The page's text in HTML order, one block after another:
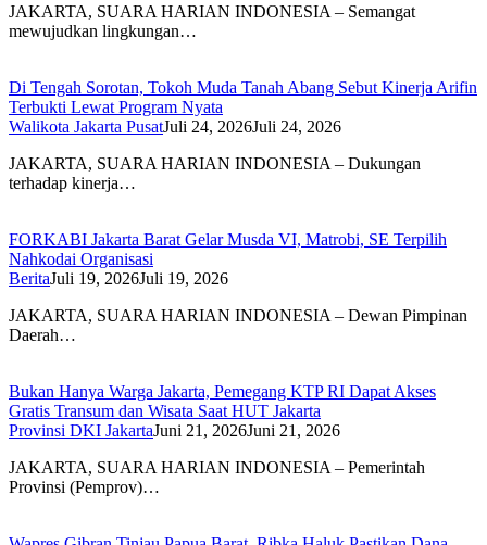
JAKARTA, SUARA HARIAN INDONESIA – Semangat
mewujudkan lingkungan…
Di Tengah Sorotan, Tokoh Muda Tanah Abang Sebut Kinerja Arifin
Terbukti Lewat Program Nyata
Walikota Jakarta PusatJuli 24, 2026Juli 24, 2026
JAKARTA, SUARA HARIAN INDONESIA – Dukungan
terhadap kinerja…
FORKABI Jakarta Barat Gelar Musda VI, Matrobi, SE Terpilih
Nahkodai Organisasi
BeritaJuli 19, 2026Juli 19, 2026
JAKARTA, SUARA HARIAN INDONESIA – Dewan Pimpinan
Daerah…
Bukan Hanya Warga Jakarta, Pemegang KTP RI Dapat Akses
Gratis Transum dan Wisata Saat HUT Jakarta
Provinsi DKI JakartaJuni 21, 2026Juni 21, 2026
JAKARTA, SUARA HARIAN INDONESIA – Pemerintah
Provinsi (Pemprov)…